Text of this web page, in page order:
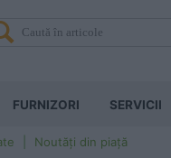
FURNIZORI SERVICII
Noutăți din piață